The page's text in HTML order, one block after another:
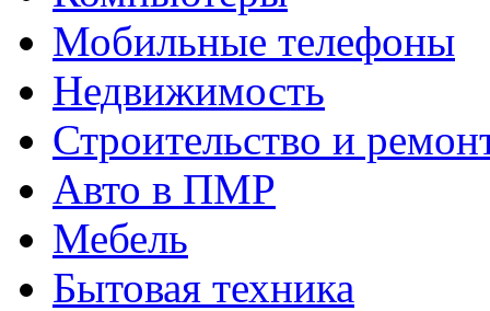
Мобильные телефоны
Недвижимость
Строительство и
Авто в ПМР
Мебель
Бытовая техника